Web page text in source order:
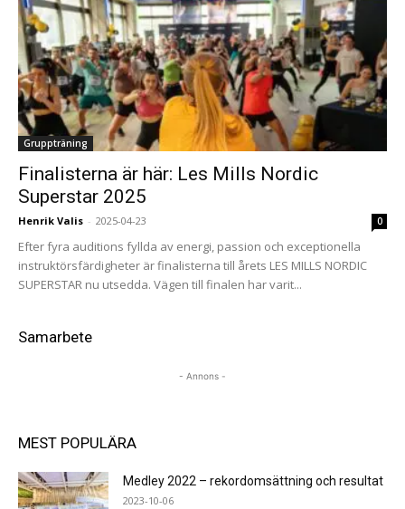
Gruppträning
Finalisterna är här: Les Mills Nordic
Superstar 2025
Henrik Valis - 2025-04-23 0
Efter fyra auditions fyllda av energi, passion och exceptionella
instruktörsfärdigheter är finalisterna till årets LES MILLS NORDIC
SUPERSTAR nu utsedda. Vägen till finalen har varit...
Samarbete
- Annons -
MEST POPULÄRA
Medley 2022 – rekordomsättning och resultat
2023-10-06